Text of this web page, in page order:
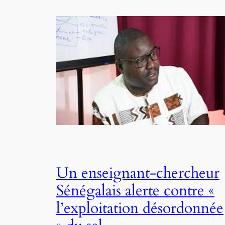
Un enseignant-chercheur
Sénégalais alerte contre «
l’exploitation désordonnée